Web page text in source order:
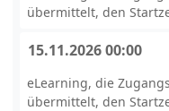
übermittelt, den
15.11.2026 00:00
eLearning, die
übermittelt, den